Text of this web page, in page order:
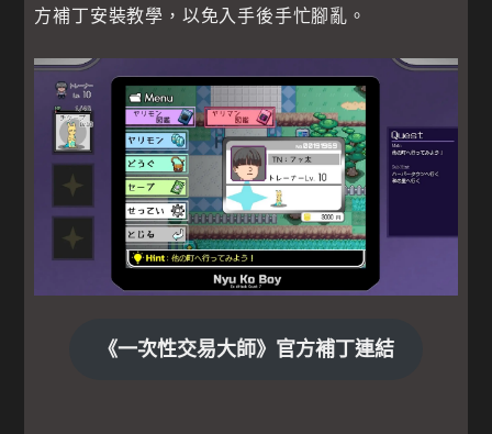
方補丁安裝教學，以免入手後手忙腳亂。
《一次性交易大師》官方補丁連結